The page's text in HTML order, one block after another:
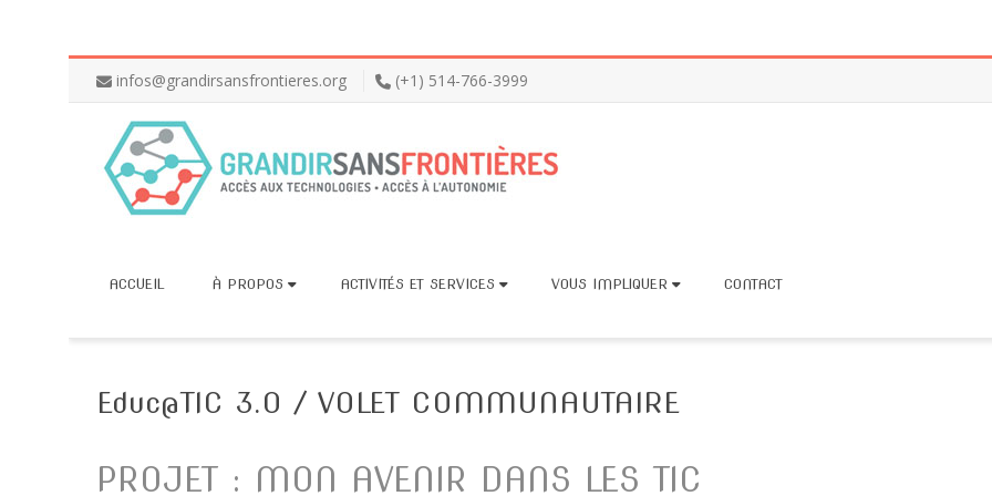
infos@grandirsansfrontieres.org (+1) 514-766-3999
ACCUEIL À PROPOS ACTIVITÉS ET SERVICES VOUS IMPLIQUER CONTACT
Educ@TIC 3.0 / VOLET COMMUNAUTAIRE
PROJET : MON AVENIR DANS LES TIC